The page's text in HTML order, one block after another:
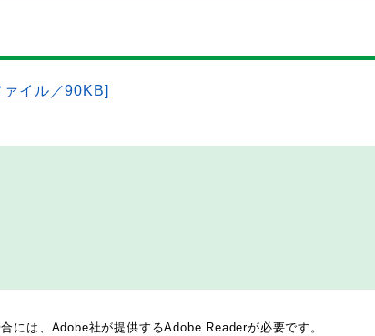
イル／90KB]
には、Adobe社が提供するAdobe Readerが必要です。